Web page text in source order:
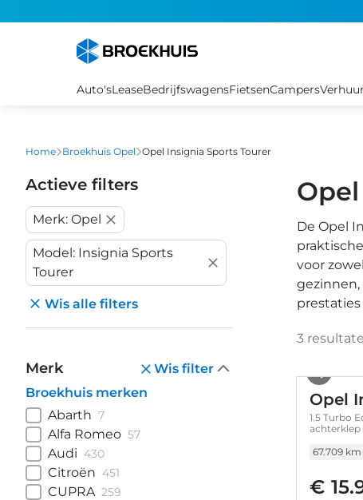
Auto'sLeaseBedrijfswagensFietsenCampersVerhuur
Home Broekhuis Opel Opel Insignia Sports Tourer
Actieve filters
Merk: Opel
Model: Insignia Sports
Tourer
Wis alle filters
Merk
Wis filter
Broekhuis merken
Abarth 7
Alfa Romeo 57
Audi 430
Citroën 451
CUPRA 259
De Opel
voor
3
Opel
1.5 Turbo
achterklep
67.709 km
€